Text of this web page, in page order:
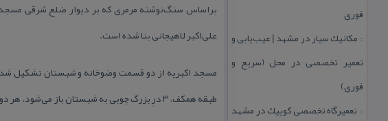
فوری
:: مكانیك سیار در مشهد | عیب‌یابی و
تعمیر تخصصی در محل (سریع و
فوری)
:: تعمیرگاه تخصصی كوییك در مشهد
علی‌اكبر لاهیجانی بنا شده است.
طبقه همكف، ۳ درِ بزرگ چوبی به شبستان باز می‌شود. هر دو وضوخانه دارای پوشش گنبدی هستند.